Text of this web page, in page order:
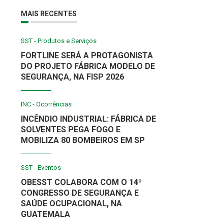
MAIS RECENTES
SST - Produtos e Serviços
FORTLINE SERÁ A PROTAGONISTA
DO PROJETO FÁBRICA MODELO DE
SEGURANÇA, NA FISP 2026
INC - Ocorrências
INCÊNDIO INDUSTRIAL: FÁBRICA DE
SOLVENTES PEGA FOGO E
MOBILIZA 80 BOMBEIROS EM SP
SST - Eventos
OBESST COLABORA COM O 14º
CONGRESSO DE SEGURANÇA E
SAÚDE OCUPACIONAL, NA
GUATEMALA